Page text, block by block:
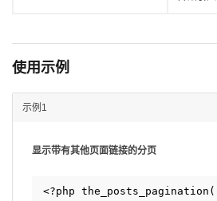
使用示例
示例1
显示带有其他页面链接的分页
<?php the_posts_pagination(